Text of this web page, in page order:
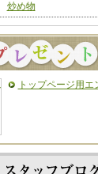
炒め物
トップページ用エ